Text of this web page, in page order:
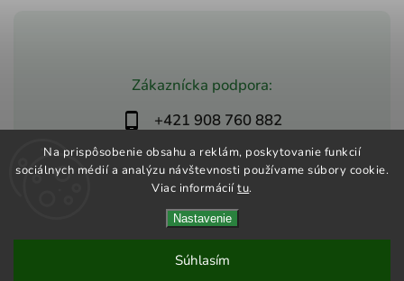
Na prispôsobenie obsahu a reklám, poskytovanie funkcií
sociálnych médií a analýzu návštevnosti používame súbory cookie.
Viac informáciítu.
Nastavenie
Súhlasím
Zákaznícka podpora:
+421 908 760 882
obchod@zdravio.sk
Copyright 2026Zdravio. Všetky práva vyhradené.
Upraviť nastavenie cookies